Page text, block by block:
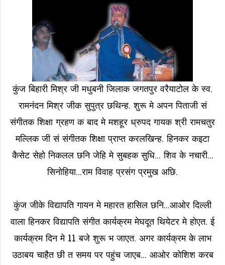
कुंज बिहारी मिश्र जी मधुबनी जिलाक जगतपुर वरैयाटोल के स्व.
रामनंदन मिश्र जीक सुपुत्र छथिन्ह. शुरू मे अपन पिताजी सं
संगीतक शिक्षा ग्रहण क बाद मे मशहूर ध्रुपद गायक श्री रामचतुर
मल्लिक जी सं संगीतक शिक्षा प्राप्त करलखिन्ह. हिनकर कइटा
कैसेट सेहो निकलल छनि जेहि मे सुबहक सुधि... शिव के नचारी...
सिनोहिया...राम विवाह प्रसंग प्रमुख अछि.
कुंज जीके विद्यापति गायन मे महारत हासिल छनि...आओर दिल्ली
वाला हिनकर विद्यापति संगीत कार्यक्रम मेघदूत थियेटर मे होएत. ई
कार्यक्रम दिन मे 11 बजे शुरू भ जाएत. अगर कार्यक्रम के लाभ
उठाबय चाहैत छी त समय पर पहुंच जाएब... आओर कोशिश करब